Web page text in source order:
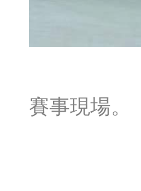
賽事現場。